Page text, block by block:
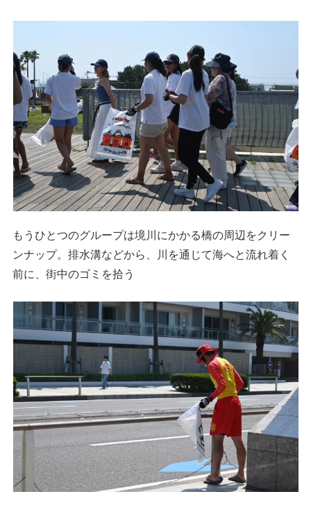
もうひとつのグループは境川にかかる橋の周辺をクリー
ンナップ。排水溝などから、川を通じて海へと流れ着く
前に、街中のゴミを拾う